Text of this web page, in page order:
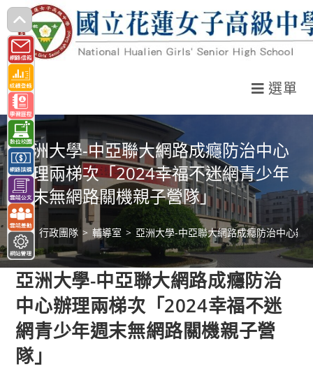
跳
轉
至
主
要
內
容
選單
亞洲大學-中亞聯大網路成癮防治中心
辦理兩梯次「2024幸福不迷網青少年
週末無網路關機親子營隊」
> 行政團隊 > 輔導室 > 亞洲大學-中亞聯大網路成癮防治中心辦
亞洲大學-中亞聯大網路成癮防治
中心辦理兩梯次「2024幸福不迷
網青少年週末無網路關機親子營
隊」